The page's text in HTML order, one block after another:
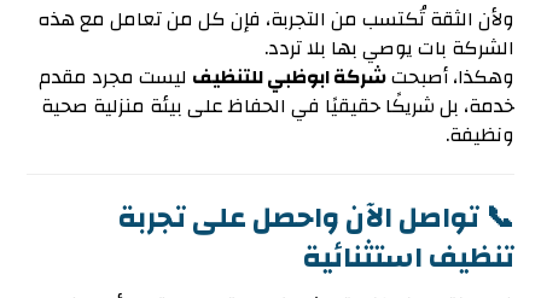
ولأن الثقة تُكتسب من التجربة، فإن كل من تعامل مع هذه
الشركة بات يوصي بها بلا تردد.
وهكذا، أصبحتشركة ابوظبي للتنظيف ليست مجرد مقدم
خدمة، بل شريكًا حقيقيًا في الحفاظ على بيئة منزلية صحية
ونظيفة.
📞 تواصل الآن واحصل على تجربة
تنظيف استثنائية